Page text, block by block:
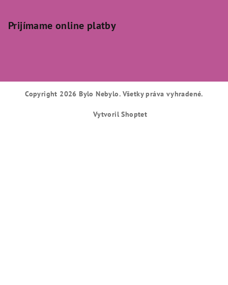
Prijímame online platby
Copyright 2026 Bylo Nebylo. Všetky práva vyhradené.
Vytvoril Shoptet